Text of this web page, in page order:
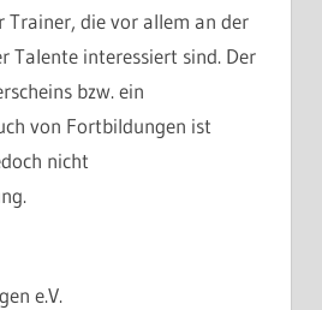
die vor allem an der
Talente interessiert sind. Der
bzw. ein
von Fortbildungen ist
nicht
e.V.